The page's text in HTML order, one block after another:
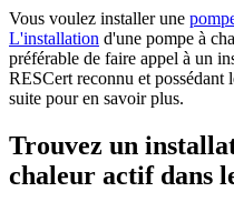
Vous voulez installer une
L'installation d'une pompe à
préférable de faire appel à un
RESCert reconnu et possédant
suite pour en savoir plus.
Trouvez un
chaleur actif dans